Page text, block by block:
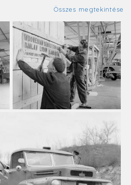
Összes megtekintése